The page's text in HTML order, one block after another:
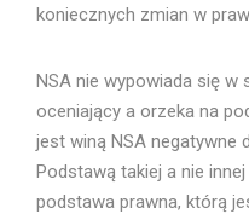
koniecznych zmian w
NSA nie wypowiada się
oceniający a orzeka na
jest winą NSA negatywne
Podstawą takiej a nie
podstawa prawna, którą